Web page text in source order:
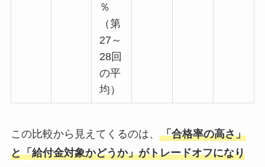
％
（第
27～
28回
の平
均）
この比較から見えてくるのは、 「合格率の高さ」
と「給付金対象かどうか」がトレードオフになり